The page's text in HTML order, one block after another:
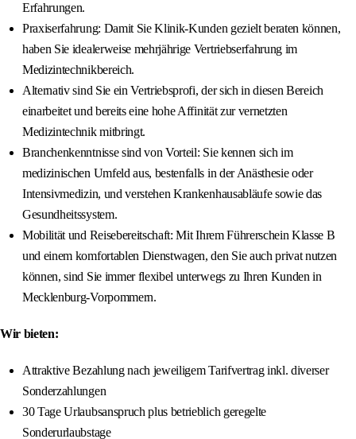
Erfahrungen.
Praxiserfahrung: Damit Sie Klinik-Kunden gezielt beraten können,
haben Sie idealerweise mehrjährige Vertriebserfahrung im
Medizintechnikbereich.
Alternativ sind Sie ein Vertriebsprofi, der sich in diesen Bereich
einarbeitet und bereits eine hohe Affinität zur vernetzten
Medizintechnik mitbringt.
Branchenkenntnisse sind von Vorteil: Sie kennen sich im
medizinischen Umfeld aus, bestenfalls in der Anästhesie oder
Intensivmedizin, und verstehen Krankenhausabläufe sowie das
Gesundheitssystem.
Mobilität und Reisebereitschaft: Mit Ihrem Führerschein Klasse B
und einem komfortablen Dienstwagen, den Sie auch privat nutzen
können, sind Sie immer flexibel unterwegs zu Ihren Kunden in
Mecklenburg-Vorpommern.
Wir bieten:
Attraktive Bezahlung nach jeweiligem Tarifvertrag inkl. diverser
Sonderzahlungen
30 Tage Urlaubsanspruch plus betrieblich geregelte
Sonderurlaubstage